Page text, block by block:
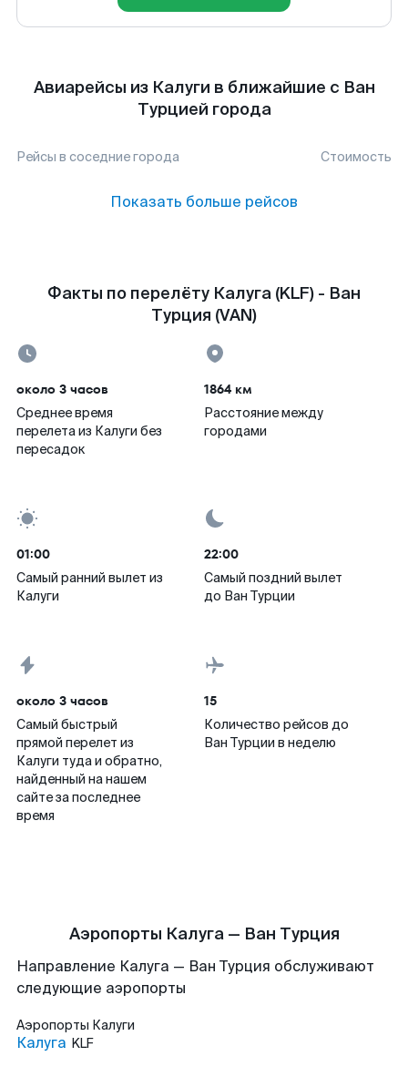
Авиарейсы из Калуги в ближайшие с Ван
Турцией города
Рейсы в соседние города Стоимость
Показать больше рейсов
Факты по перелёту Калуга (KLF) - Ван
Турция (VAN)
около 3 часов
Среднее время
перелета из Калуги без
пересадок
1864 км
Расстояние между
городами
01:00
Самый ранний вылет из
Калуги
22:00
Самый поздний вылет
до Ван Турции
около 3 часов
Самый быстрый
прямой перелет из
Калуги туда и обратно,
найденный на нашем
сайте за последнее
время
15
Количество рейсов до
Ван Турции в неделю
Аэропорты Калуга — Ван Турция
Направление Калуга — Ван Турция обслуживают
следующие аэропорты
Аэропорты Калуги
Калуга KLF